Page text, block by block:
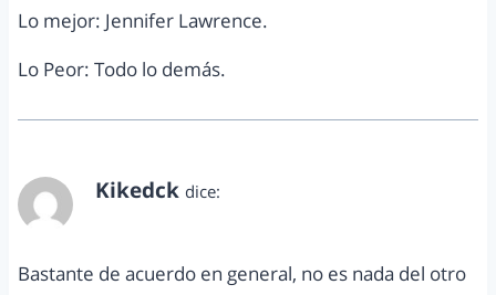
Lo mejor: Jennifer Lawrence.
Lo Peor: Todo lo demás.
Kikedck dice:
Bastante de acuerdo en general, no es nada del otro